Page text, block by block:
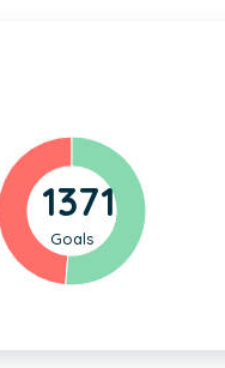
1371
Goals